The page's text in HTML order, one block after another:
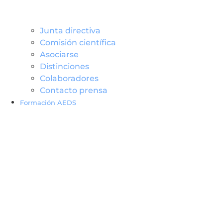
Junta directiva
Comisión científica
Asociarse
Distinciones
Colaboradores
Contacto prensa
Formación AEDS